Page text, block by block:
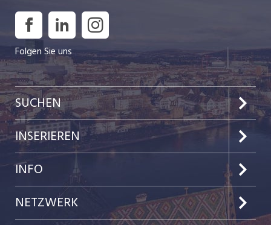
Folgen Sie uns
SUCHEN
Jobs im Kanton Basel-Stadt
Jobs im Kanton Baselland
Jobs in der Stadt Basel
Jobs in der Stadt Liestal
INSERIEREN
Preise & Leistungen
Kundenlogin
INFO
Team
NETZWERK